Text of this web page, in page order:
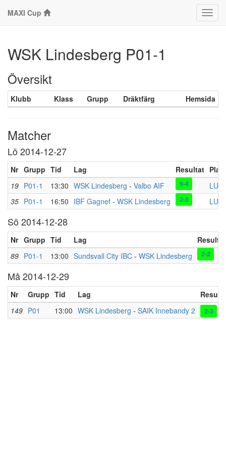
MAXI Cup
WSK Lindesberg P01-1
Översikt
Klubb Klass Grupp Dräktfärg Hemsida
Matcher
Lö 2014-12-27
Nr Grupp Tid Lag Resultat Plats
19 P01-1 13:30 WSK Lindesberg - Valbo AIF 9-4
LU D
35 P01-1 16:50 IBF Gagnef - WSK Lindesberg 2-5 LU C
Sö 2014-12-28
Nr Grupp Tid Lag
Resultat
89 P01-1 13:00 Sundsvall City IBC - WSK Lindesberg 2-2
Må 2014-12-29
Nr Grupp Tid Lag
149 P01 13:00 WSK Lindesberg - SAIK Innebandy 2 2-3